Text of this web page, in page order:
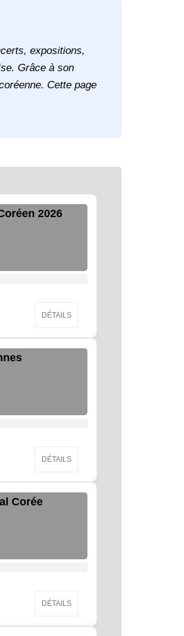
expositions,
Grâce à son
Cette page
2026
DÉTAILS
DÉTAILS
Corée
DÉTAILS